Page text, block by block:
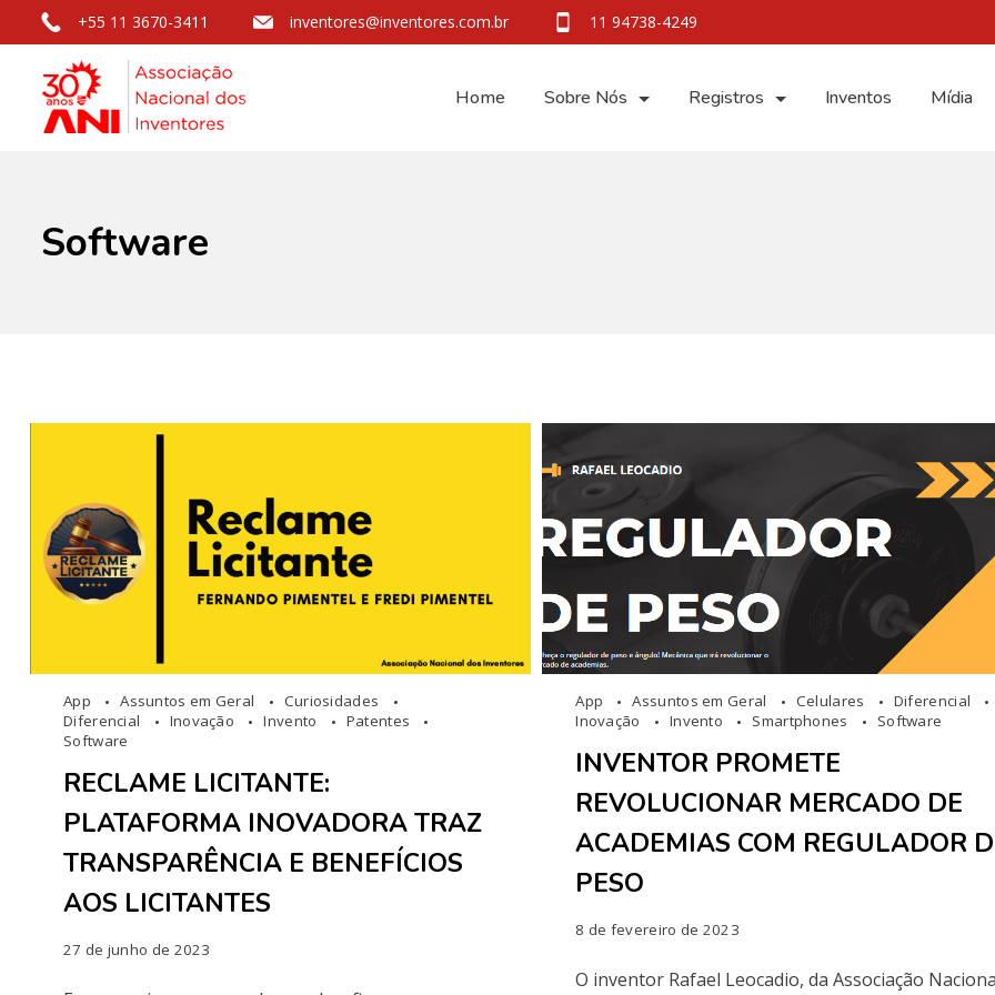
+55 11 3670-3411 inventores@inventores.com.br 11 94738-4249
Home Sobre Nós Registros Inventos Mídia
Software
App Assuntos em Geral
Curiosidades
Diferencial
Inovação Invento
Patentes
Software
RECLAME LICITANTE:
PLATAFORMA INOVADORA TRAZ
TRANSPARÊNCIA E BENEFÍCIOS
AOS LICITANTES
27 de junho de 2023
App Assuntos em Geral Celulares
Diferencial
Inovação
Invento Smartphones Software
INVENTOR PROMETE
REVOLUCIONAR MERCADO DE
ACADEMIAS COM REGULADOR
PESO
8 de fevereiro de 2023
O inventor Rafael Leocadio, da Associação